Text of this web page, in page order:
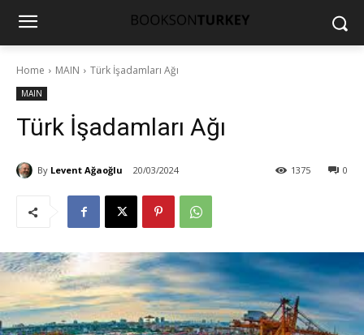
Home MAIN Türk İşadamları Ağı
MAIN
Türk İşadamları Ağı
By Levent Ağaoğlu 20/03/2024 0
1375